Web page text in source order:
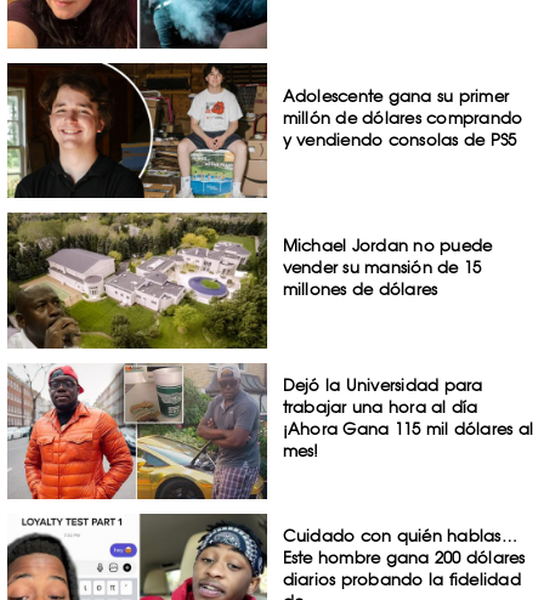
Adolescente gana su primer
millón de dólares comprando
y vendiendo consolas de PS5
Michael Jordan no puede
vender su mansión de 15
millones de dólares
Dejó la Universidad para
trabajar una hora al día
¡Ahora Gana 115 mil dólares al
mes!
Cuidado con quién hablas…
Este hombre gana 200 dólares
diarios probando la fidelidad